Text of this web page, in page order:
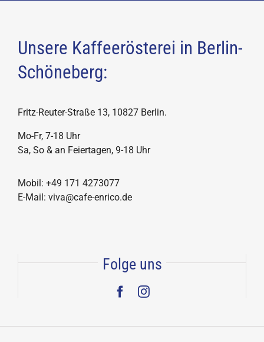
Unsere Kaffeerösterei in Berlin-
Schöneberg:
Fritz-Reuter-Straße 13, 10827 Berlin.
Mo-Fr, 7-18 Uhr
Sa, So & an Feiertagen, 9-18 Uhr
Mobil: +49 171 4273077
E-Mail: viva@cafe-enrico.de
Folge uns